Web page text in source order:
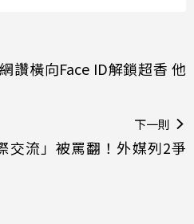
讚橫向Face ID解鎖超香 他
下一則
交流」被罵翻！外媒列2爭